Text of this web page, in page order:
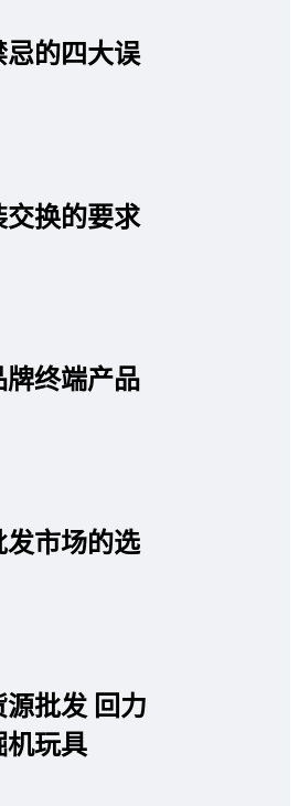
忌的四大误
交换的要求
牌终端产品
市场的选
源批发 回力
机玩具